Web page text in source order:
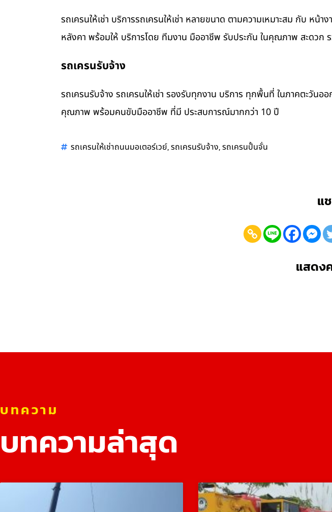
รถเครนให้เช่า บริการรถเครนให้เช่า หลายขนาด ตามความเหมาะสม กับ
หลังคา พร้อมให้ บริการโดย ทีมงาน มืออาชีพ รับประกัน ในคุณภาพ สะดวก ร
รถเครนรับจ้าง
รถเครนรับจ้าง รถเครนให้เช่า รองรับทุกงาน บริการ ทุกพื้นที่ ในภาคตะวั
คุณภาพ พร้อมคนขับมืออาชีพ ที่มี ประสบการณ์มากกว่า 10 ปี
รถเครนให้เช่าถนนมอเตอร์เวย์,รถเครนรับจ้าง,รถเครนปั้นจั่น
แ
แสดง
บทความ
บทความล่าสุด